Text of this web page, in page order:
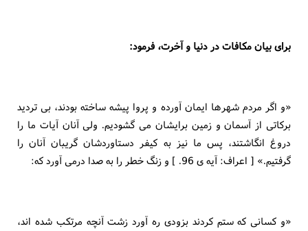
براى بيان مكافات در دنيا و آخرت، فرمود:
«و اگر مردم شهرها ايمان آورده و پروا پيشه ساخته بودند، بى ترديد
بركاتى از آسمان و زمين برايشان مى گشوديم. ولى آنان آيات ما را
دروغ انگاشتند، پس ما نيز به كيفر دستاوردشان گريبان آنان را
گرفتيم.» [ اعراف: آيه ى 96. ] و زنگ خطر را به صدا درمى آورد كه:
«و كسانى كه ستم كردند بزودى ره آورد زشت آنچه مرتكب شده اند،